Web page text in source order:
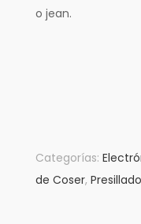
o jean.
Categorías:
de Coser,